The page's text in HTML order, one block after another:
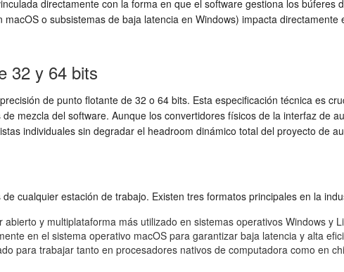
directamente con la forma en que el software gestiona los búferes
o subsistemas de baja latencia en Windows) impacta
32 y 64 bits
de punto flotante de 32 o 64 bits. Esta especificación técnica es
mezcla del software. Aunque los convertidores físicos de la interfaz de
individuales sin degradar el headroom dinámico total del proyecto de
cualquier estación de trabajo. Existen tres formatos principales en la
y multiplataforma más utilizado en sistemas operativos Windows y
en el sistema operativo macOS para garantizar baja latencia y alta
para trabajar tanto en procesadores nativos de computadora como en